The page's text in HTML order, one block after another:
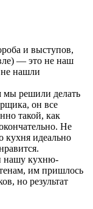
и выступов,
— это не наш
нашли
мы решили делать
он все
такой, как
Не
кухня идеально
нашу кухню-
им пришлось
но результат